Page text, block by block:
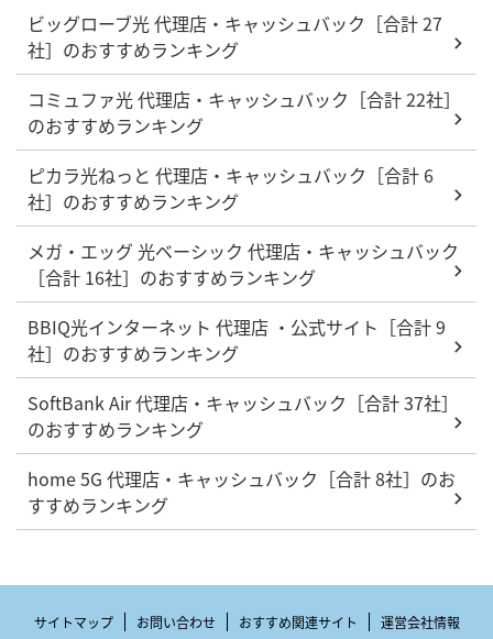
ビッグローブ光 代理店・キャッシュバック［合計 27
社］のおすすめランキング
コミュファ光 代理店・キャッシュバック［合計 22社］
のおすすめランキング
ピカラ光ねっと 代理店・キャッシュバック［合計 6
社］のおすすめランキング
メガ・エッグ 光ベーシック 代理店・キャッシュバック
［合計 16社］のおすすめランキング
BBIQ光インターネット 代理店 ・公式サイト［合計 9
社］のおすすめランキング
SoftBank Air 代理店・キャッシュバック［合計 37社］
のおすすめランキング
home 5G 代理店・キャッシュバック［合計 8社］のお
すすめランキング
サイトマップ お問い合わせ おすすめ関連サイト 運営会社情報